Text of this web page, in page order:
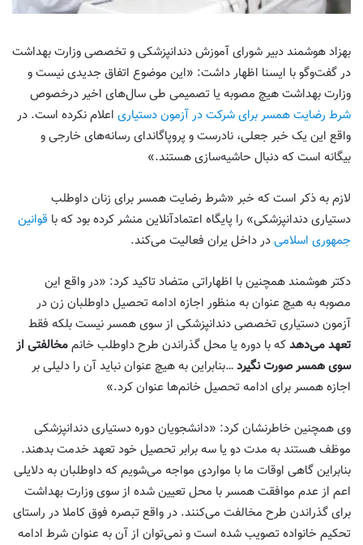
بهزاد هوشمند دبیر شورای آموزش دندانپزشکی و تخصصی وزارت بهداشت
در گفت‌وگو با ایسنا اظهار داشت: «این موضوع اتفاق جدیدی نیست و
وزارت بهداشت هیچ مصوبه یا تصمیمی طی سال‌های اخیر درخصوص
شرط رضایت همسر برای شرکت در آزمون دستیاری اعلام نکرده است. در
واقع این یک خبر جعلی، نادرست و پروپاگاندای رسانه‌های خارجی و
بیگانه است که دنبال حاشیه‌سازی هستند.»
لازم به ذکر است که خبر «شرط رضایت همسر برای زنان داوطلب
دستیاری دندانپزشکی» را پایگاه اعتمادآنلاین منشر کرده بود که با قوانین
جمهوری اسلامیدر داخل یران فعالیت می‌کند.
دکتر هوشمند همچنین با اظهاراتی متضاد تاکید کرد: «در واقع این
مصوبه به هیچ عنوان به منظور اجازه ادامه تحصیل داوطلبان زن در
آزمون دستیاری تخصصی دندانپزشکی از سوی همسر نیست بلکه فقط
تعهد می‌دهدکه با دوره یا محل گذراندن طرح داوطلب خانممخالفتی از
سوی همسر صورت نگیرد…بنابراین به هیچ عنوان نباید آن را دلیلی بر
اجازه همسر برای ادامه تحصیل خانم‌ها عنوان کرد.»
وی همچنین خاطرنشان کرد: «دانشجویان دوره دستیاری دندانپزشکی
موظف هستند به مدت دو یا سه برابر تحصیل خود تعهد خدمت بدهند.
بنابراین گاهی اوقات ما با مواردی مواجه می‌شویم که داوطلبان به دلایلی
اعم از عدم موافقت همسر با محل تعیین شده از سوی وزارت بهداشت
برای گذراندن طرح مخالفت می‌کنند. در واقع تبصره فوق کاملا در راستای
تحکیم خانواده تصویب شده است و نمی‌توان از آن به عنوان شرط ادامه